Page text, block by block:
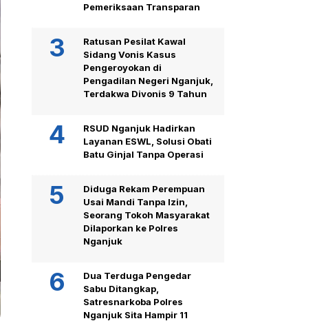
Pemeriksaan Transparan
Ratusan Pesilat Kawal
Sidang Vonis Kasus
Pengeroyokan di
Pengadilan Negeri Nganjuk,
Terdakwa Divonis 9 Tahun
RSUD Nganjuk Hadirkan
Layanan ESWL, Solusi Obati
Batu Ginjal Tanpa Operasi
Diduga Rekam Perempuan
Usai Mandi Tanpa Izin,
Seorang Tokoh Masyarakat
Dilaporkan ke Polres
Nganjuk
Dua Terduga Pengedar
Sabu Ditangkap,
Satresnarkoba Polres
Nganjuk Sita Hampir 11